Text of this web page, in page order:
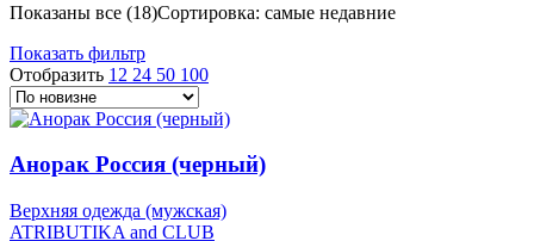
Показаны все (18)Сортировка: самые недавние
Показать фильтр
Отобразить 12 24 50 100
Анорак Россия (черный)
Верхняя одежда (мужская)
ATRIBUTIKA and CLUB